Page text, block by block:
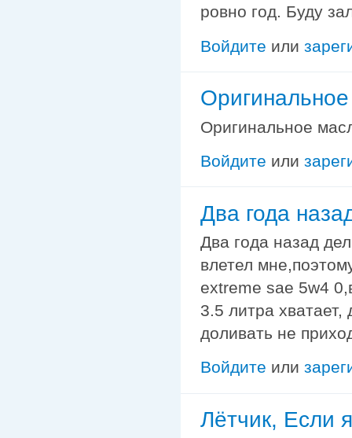
ровно год. Буду
Войдите или
Оригинальное
Войдите или
Два года
Два года назад
влетел
extreme sae 5w4
3.5 литра
доливать не
Войдите или
Лётчик, Если